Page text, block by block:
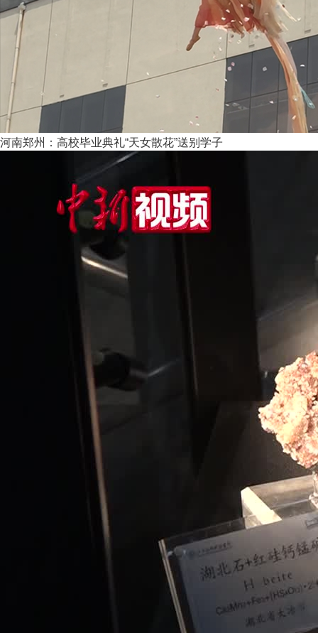
河南郑州：高校毕业典礼“天女散花”送别学子